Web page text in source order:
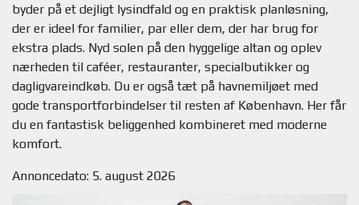
byder på et dejligt lysindfald og en praktisk planløsning,
der er ideel for familier, par eller dem, der har brug for
ekstra plads. Nyd solen på den hyggelige altan og oplev
nærheden til caféer, restauranter, specialbutikker og
dagligvareindkøb. Du er også tæt på havnemiljøet med
gode transportforbindelser til resten af København. Her får
du en fantastisk beliggenhed kombineret med moderne
Annoncedato: 5. august 2026